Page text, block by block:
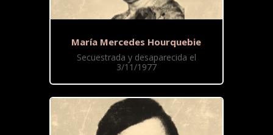
María Mercedes Hourquebie
Secuestrada y desaparecida el
3/11/1977